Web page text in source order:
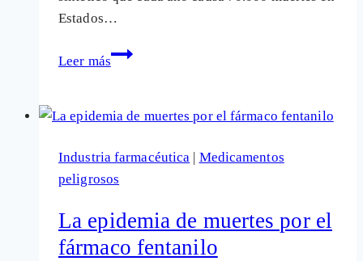
Estados…
Leer más
El
de
droga
fentanilo
para
de
Industria farmacéutica | Medicamentos
peligrosos
La epidemia de muertes por el
fármaco fentanilo